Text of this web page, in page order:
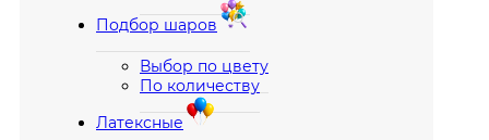
Подбор шаров
Выбор по цвету
По количеству
Латексные